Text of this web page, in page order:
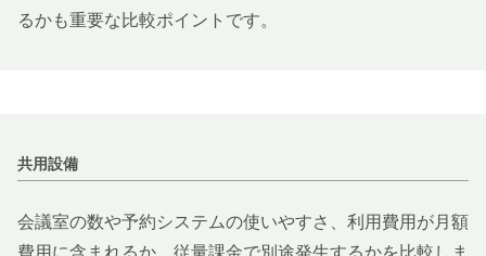
るかも重要な比較ポイントです。
共用設備
会議室の数や予約システムの使いやすさ、利用費用が月額
費用に含まれるか、従量課金で別途発生するかを比較しま